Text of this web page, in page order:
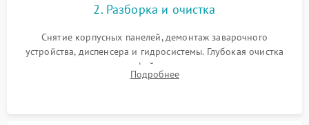
2. Разборка и очистка
Снятие корпусных панелей, демонтаж заварочного
устройства, диспенсера и гидросистемы. Глубокая очистка
внутренних узлов от кофейных масел, жмыха и накипи.
Промывка дренажных каналов и фильтров с использованием
Подробнее